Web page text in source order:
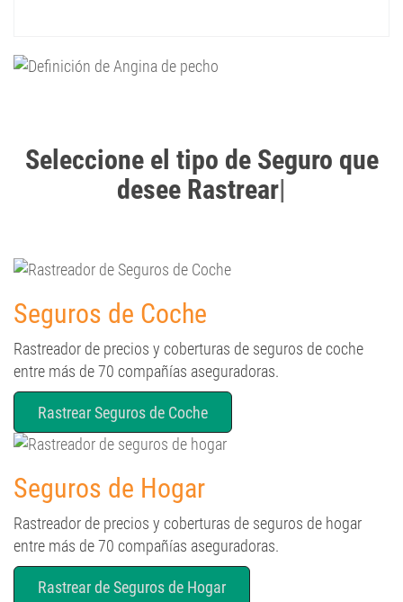
Seleccione el tipo de Seguro que
desee Rastrear|
Seguros de Coche
Rastreador de precios y coberturas de seguros de coche
entre más de 70 compañías aseguradoras.
Rastrear Seguros de Coche
Seguros de Hogar
Rastreador de precios y coberturas de seguros de hogar
entre más de 70 compañías aseguradoras.
Rastrear de Seguros de Hogar